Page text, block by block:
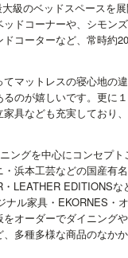
級のベッドスペースを
ドコーナーや、シモン
コーターなど、常時約
マットレスの寝心地の
のが嬉しいです。更に
家具なども充実しており
ングを中心にコンセプト
浜本工芸などの国産有
LEATHER EDITIONSな
ナル家具・EKORNES・
オーダーでダイニング
多種多様な商品のなか